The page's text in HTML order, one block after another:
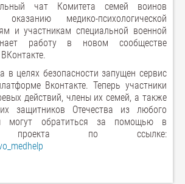
чат Комитета семей воинов
медико-психологической
и участникам специальной военной
работу в новом сообществе
в целях безопасности запущен сервис
Вконтакте. Теперь участники
действий, члены их семей, а также
защитников Отечества из любого
могут обратиться за помощью в
проекта по ссылке: